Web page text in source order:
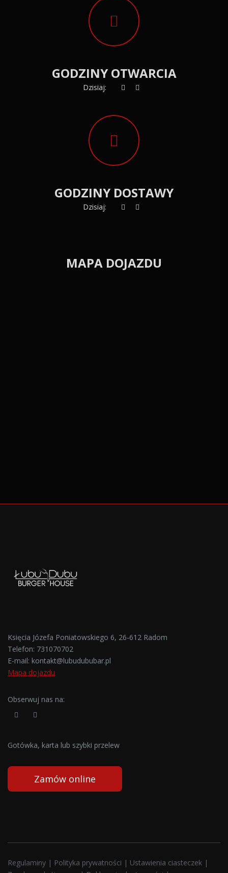
GODZINY OTWARCIA
Dzisiaj:
GODZINY DOSTAWY
Dzisiaj:
MAPA DOJAZDU
Księcia Józefa Poniatowskiego 6, 26-612 Radom
Telefon: 731070702
E-mail: kontakt@lubudububar.pl
Mapa dojazdu
Obserwuj nas na:
Gotówka, karta lub szybki przelew
Zamów online
Regulaminy | Polityka prywatności | Ustawienia ciasteczek |